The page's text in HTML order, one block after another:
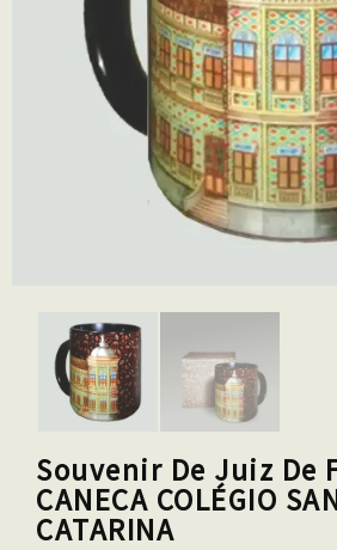
Souvenir De Juiz De
CANECA COLÉGIO
CATARINA